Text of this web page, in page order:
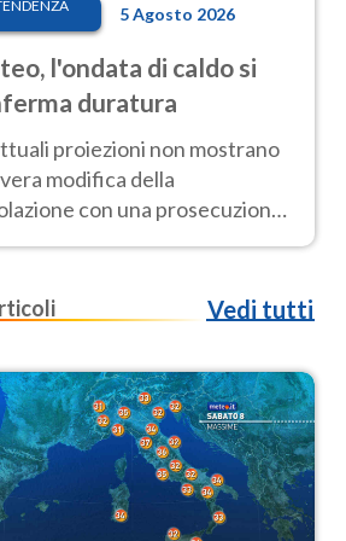
5 Agosto 2026
l'ondata di caldo si
duratura
proiezioni non mostrano
modifica della
con una prosecuzione
fuori scala per molti
Vedi tutti